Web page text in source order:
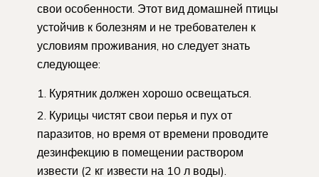
свои особенности. Этот вид домашней птицы
устойчив к болезням и не требователен к
условиям проживания, но следует знать
следующее:
Курятник должен хорошо освещаться.
Курицы чистят свои перья и пух от
паразитов, но время от времени проводите
дезинфекцию в помещении раствором
извести (2 кг извести на 10 л воды).